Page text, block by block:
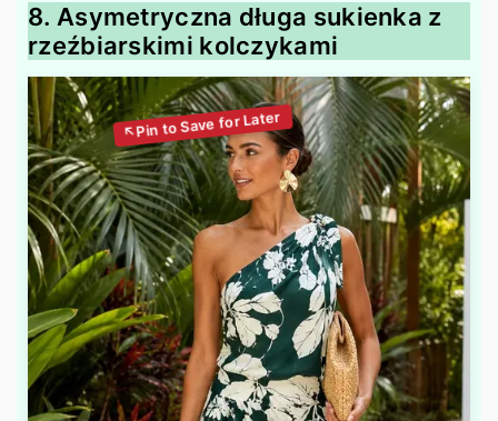
8. Asymetryczna długa sukienka z
rzeźbiarskimi kolczykami